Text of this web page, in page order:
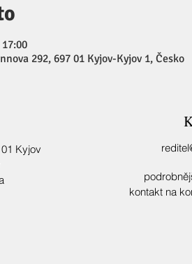
292, 697 01 Kyjov-Kyjov 1, Česko
Kyjov
kontakt na